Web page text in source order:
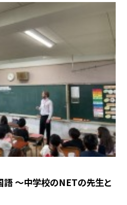
語 ～中学校のNETの先生と